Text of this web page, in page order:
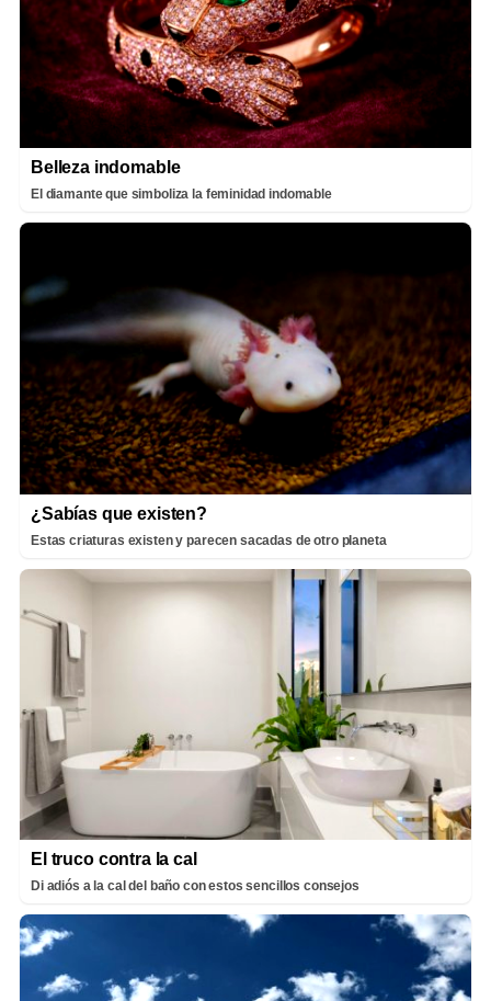
Belleza indomable
El diamante que simboliza la feminidad indomable
¿Sabías que existen?
Estas criaturas existen y parecen sacadas de otro planeta
El truco contra la cal
Di adiós a la cal del baño con estos sencillos consejos